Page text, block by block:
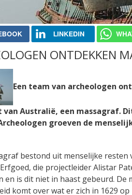
LINKEDIN
ONTDEKKEN
Een team van archeologen
van Australië, een massagraf.
groeven de
bestond uit menselijke
die projectleider Alistar
en is dit niet in haast gebeurd.
komt over wat er zich in 1629